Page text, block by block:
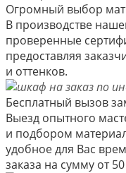
Огромный выбор
В производстве
проверенные
предоставляя
и оттенков.
Бесплатный вызов
Выезд опытного
и подбором
удобное для Вас
заказа на сумму от